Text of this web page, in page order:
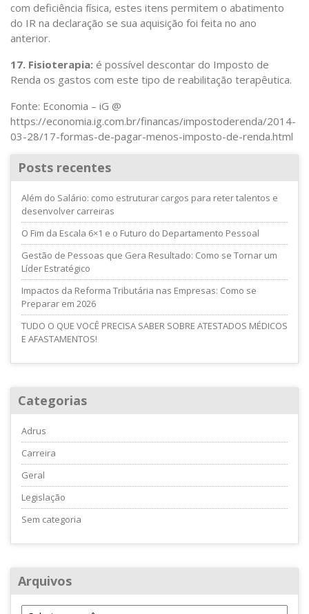
com deficiência física, estes itens permitem o abatimento
do IR na declaração se sua aquisição foi feita no ano
anterior.
17. Fisioterapia: é possível descontar do Imposto de
Renda os gastos com este tipo de reabilitação terapêutica.
Fonte: Economia – iG @
https://economia.ig.com.br/financas/impostoderenda/2014-
03-28/17-formas-de-pagar-menos-imposto-de-renda.html
Posts recentes
Além do Salário: como estruturar cargos para reter talentos e
desenvolver carreiras
O Fim da Escala 6×1 e o Futuro do Departamento Pessoal
Gestão de Pessoas que Gera Resultado: Como se Tornar um
Líder Estratégico
Impactos da Reforma Tributária nas Empresas: Como se
Preparar em 2026
TUDO O QUE VOCÊ PRECISA SABER SOBRE ATESTADOS MÉDICOS
E AFASTAMENTOS!
Categorias
Adrus
Carreira
Geral
Legislação
Sem categoria
Arquivos